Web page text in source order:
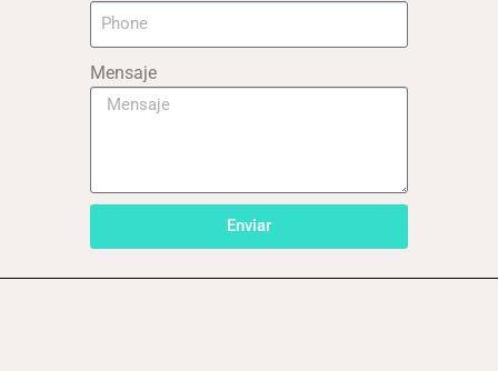
Mensaje
Enviar